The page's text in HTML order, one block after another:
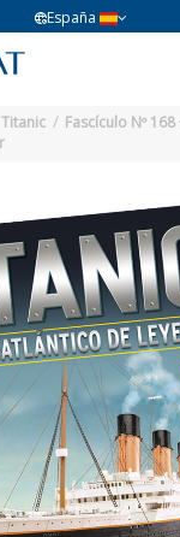
España
Titanic
Fascículo Nº